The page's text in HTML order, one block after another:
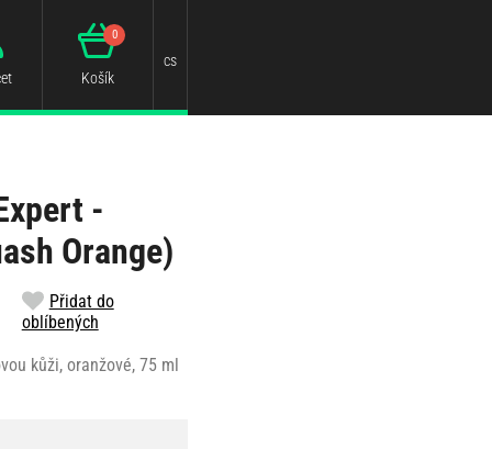
Košík
0
cs
-
Orange)
Přidat do
oblíbených
kůži, oranžové, 75 ml